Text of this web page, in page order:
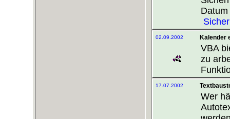
02.09.2002 Kalender
VBA
zu
17.07.2002
Wer